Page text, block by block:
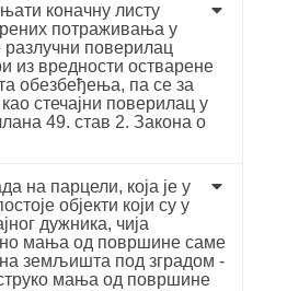
коначну листу
потраживања у
разлучни поверилац
из вредности остварене
обезбеђења, па се за
стечајни поверилац у
49. став 2. Закона о
на парцели, која је у
објекти који су у
дужника, чија
мања од површине саме
земљишта под зградом -
мања од површине